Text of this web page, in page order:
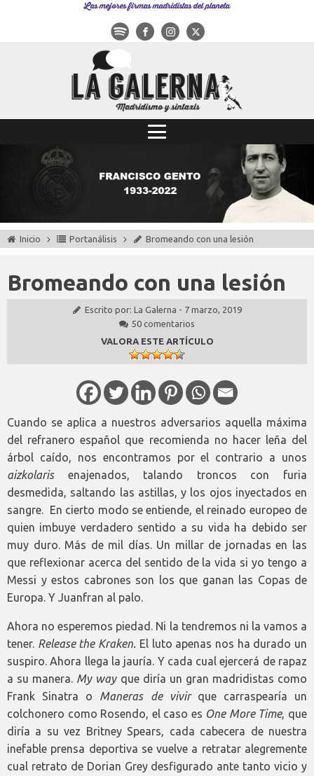
Las mejores firmas madridistas del planeta
Inicio Portanálisis Bromeando con una lesión
Bromeando con una lesión
Escrito por: La Galerna - 7 marzo, 2019
50 comentarios
VALORA ESTE ARTÍCULO
Cuando se aplica a nuestros adversarios aquella máxima
del refranero español que recomienda no hacer leña del
árbol caído, nos encontramos por el contrario a unos
aizkolaris enajenados, talando troncos con furia
desmedida, saltando las astillas, y los ojos inyectados en
sangre. En cierto modo se entiende, el reinado europeo de
quien imbuye verdadero sentido a su vida ha debido ser
muy duro. Más de mil días. Un millar de jornadas en las
que reflexionar acerca del sentido de la vida si yo tengo a
Messi y estos cabrones son los que ganan las Copas de
Europa. Y Juanfran al palo.
Ahora no esperemos piedad. Ni la tendremos ni la vamos a
tener. Release the Kraken. El luto apenas nos ha durado un
suspiro. Ahora llega la jauría. Y cada cual ejercerá de rapaz
a su manera. My way que diría un gran madridistas como
Frank Sinatra o Maneras de vivir que carraspearía un
colchonero como Rosendo, el caso es One More Time, que
diría a su vez Britney Spears, cada cabecera de nuestra
inefable prensa deportiva se vuelve a retratar alegremente
cual retrato de Dorian Grey desfigurado ante tanto vicio y